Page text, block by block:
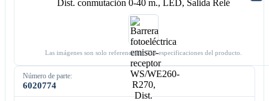
Las imágenes son solo referenciales. Ver especificaciones del producto.
Número de parte:
6020774